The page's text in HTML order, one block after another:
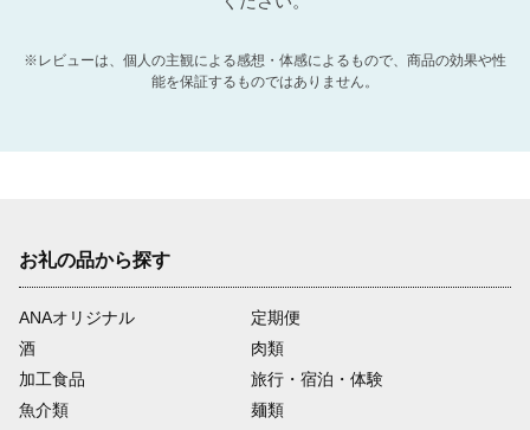
※レビューは、個人の主観による感想・体感によるもので、商品の効果や性
能を保証するものではありません。
お礼の品から探す
ANAオリジナル
定期便
酒
肉類
加工食品
旅行・宿泊・体験
魚介類
麺類